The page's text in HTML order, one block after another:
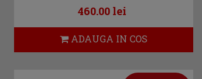
460.00 lei
ADAUGA IN COS